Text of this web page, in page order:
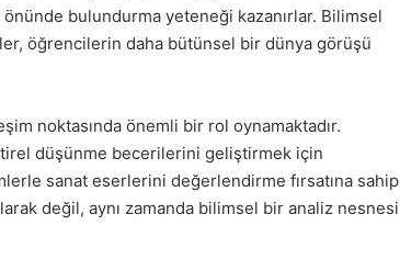
bulundurma yeteneği kazanırlar. Bilimsel
öğrencilerin daha bütünsel bir dünya görüşü
noktasında önemli bir rol oynamaktadır.
düşünme becerilerini geliştirmek için
sanat eserlerini değerlendirme fırsatına sahip
değil, aynı zamanda bilimsel bir analiz nesnesi